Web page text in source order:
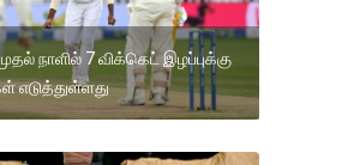
நாளில் 7 விக்கெட் இழப்புக்கு
எடுத்துள்ளது